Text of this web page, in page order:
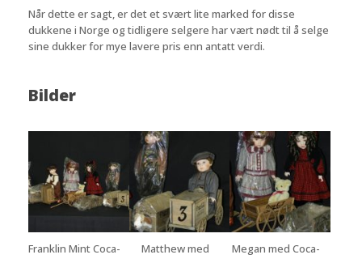
Når dette er sagt, er det et svært lite marked for disse
dukkene i Norge og tidligere selgere har vært nødt til å selge
sine dukker for mye lavere pris enn antatt verdi.
Bilder
Franklin Mint Coca-
Matthew med
Megan med Coca-